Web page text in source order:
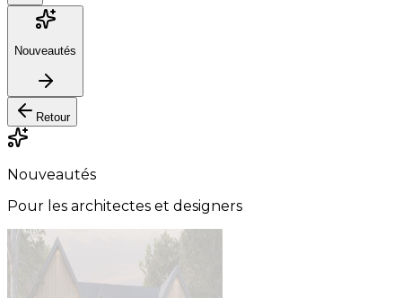
Nouveautés
Retour
Nouveautés
Pour les architectes et designers